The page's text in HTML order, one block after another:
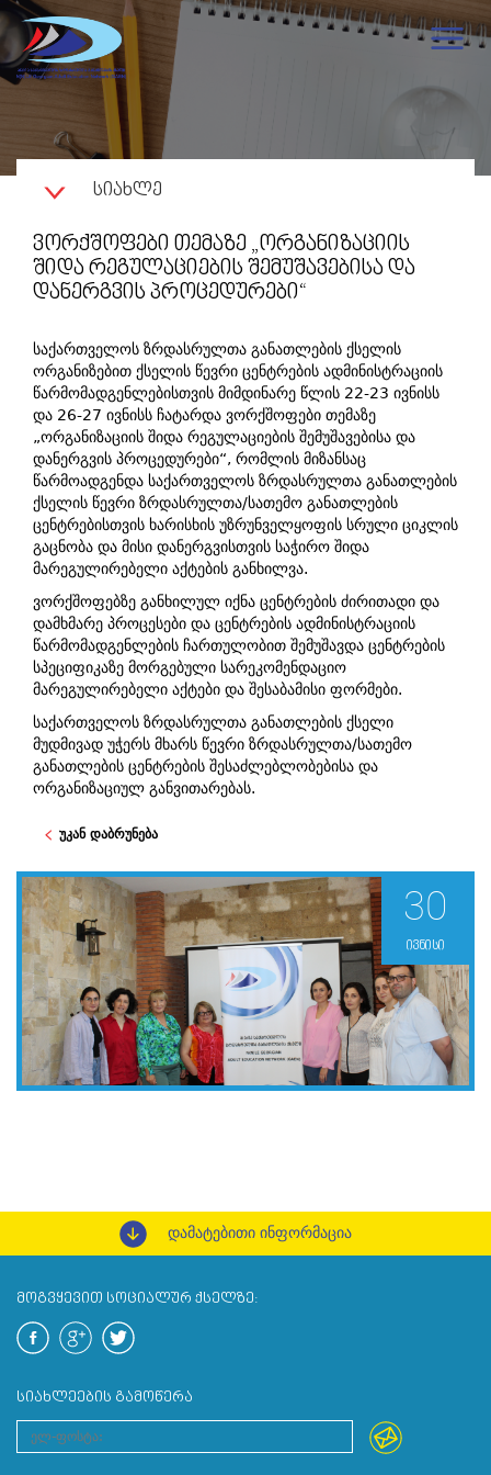
ᲡᲘᲐᲮᲚᲔ
ᲕᲝᲠᲥᲨᲝᲤᲔᲑᲘ ᲗᲔᲛᲐᲖᲔ „ᲝᲠᲒᲐᲜᲘᲖᲐᲪᲘᲘᲡ
ᲨᲘᲓᲐ ᲠᲔᲒᲣᲚᲐᲪᲘᲔᲑᲘᲡ ᲨᲔᲛᲣᲨᲐᲕᲔᲑᲘᲡᲐ ᲓᲐ
ᲓᲐᲜᲔᲠᲒᲕᲘᲡ ᲞᲠᲝᲪᲔᲓᲣᲠᲔᲑᲘ“
საქართველოს ზრდასრულთა განათლების ქსელის
ორგანიზებით ქსელის წევრი ცენტრების ადმინისტრაციის
წარმომადგენლებისთვის მიმდინარე წლის 22-23 ივნისს
და 26-27 ივნისს ჩატარდა ვორქშოფები თემაზე
„ორგანიზაციის შიდა რეგულაციების შემუშავებისა და
დანერგვის პროცედურები“, რომლის მიზანსაც
წარმოადგენდა საქართველოს ზრდასრულთა განათლების
ქსელის წევრი ზრდასრულთა/სათემო განათლების
ცენტრებისთვის ხარისხის უზრუნველყოფის სრული ციკლის
გაცნობა და მისი დანერგვისთვის საჭირო შიდა
მარეგულირებელი აქტების განხილვა.
ვორქშოფებზე განხილულ იქნა ცენტრების ძირითადი და
დამხმარე პროცესები და ცენტრების ადმინისტრაციის
წარმომადგენლების ჩართულობით შემუშავდა ცენტრების
სპეციფიკაზე მორგებული სარეკომენდაციო
მარეგულირებელი აქტები და შესაბამისი ფორმები.
საქართველოს ზრდასრულთა განათლების ქსელი
მუდმივად უჭერს მხარს წევრი ზრდასრულთა/სათემო
განათლების ცენტრების შესაძლებლობებისა და
ორგანიზაციულ განვითარებას.
უკან დაბრუნება
30
ივნისი
დამატებითი ინფორმაცია
ᲛᲝᲒᲕᲧᲔᲕᲘᲗ ᲡᲝᲪᲘᲐᲚᲣᲠ ᲥᲡᲔᲚᲖᲔ:
ᲡᲘᲐᲮᲚᲔᲔᲑᲘᲡ ᲒᲐᲛᲝᲬᲔᲠᲐ